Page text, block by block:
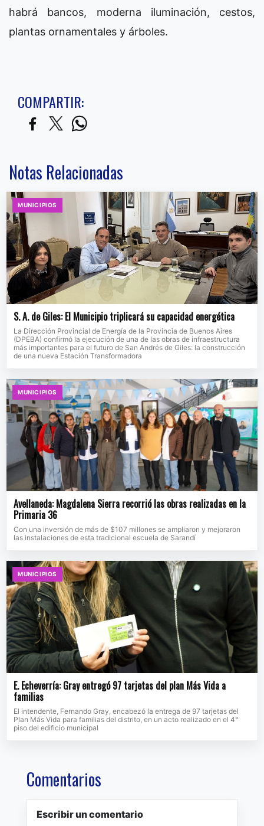
habrá bancos, moderna iluminación, cestos,
plantas ornamentales y árboles.
COMPARTIR:
Notas Relacionadas
MUNICIPIOS
S. A. de Giles: El Municipio triplicará su capacidad energética
La Dirección Provincial de Energía de la Provincia de Buenos Aires
(DPEBA) confirmó la ejecución de una de las obras de infraestructura
más importantes para el futuro de San Andrés de Giles: la construcción
de una nueva Estación Transformadora
MUNICIPIOS
Avellaneda: Magdalena Sierra recorrió las obras realizadas en la
Primaria 36
Con una inversión de más de $107 millones se ampliaron y mejoraron
las instalaciones de esta tradicional escuela de Sarandí
MUNICIPIOS
E. Echeverría: Gray entregó 97 tarjetas del plan Más Vida a
familias
El intendente, Fernando Gray, encabezó la entrega de 97 tarjetas del
Plan Más Vida para familias del distrito, en un acto realizado en el 4°
piso del edificio municipal
Comentarios
Escribir un comentario